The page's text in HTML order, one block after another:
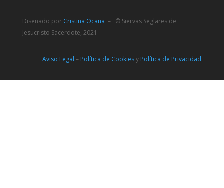
Diseñado por Cristina Ocaña – © Siervas Seglares de
Jesucristo Sacerdote, 2021
Aviso Legal – Política de Cookiesy Política de Privacidad